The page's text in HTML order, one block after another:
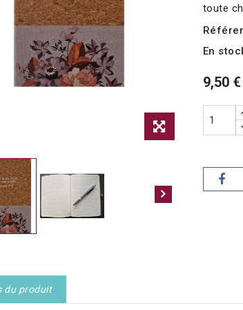
toute
En
9,50 €
du produit